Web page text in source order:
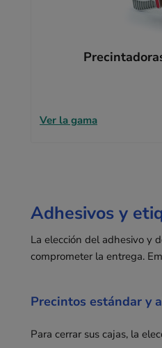
Ver la gama
Adhesivos y
La elección del adhesivo y
comprometer la entrega.
Precintos estándar y
Para cerrar sus cajas, la